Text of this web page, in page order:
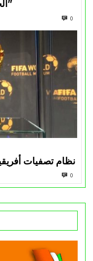
الجزائرية في المسابقات القارية”
0
نظام تصفيات أفريقيا
0